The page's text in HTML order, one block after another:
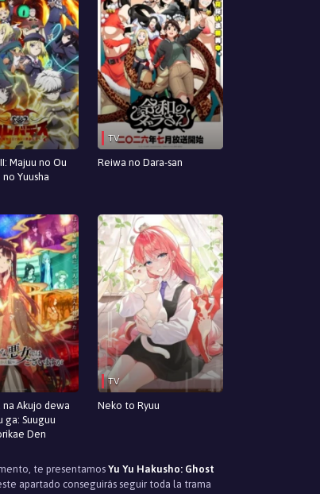
Majuu no Ou
Yuusha
TV
Reiwa no Dara-san
na Akujo dewa
ga: Suuguu
Den
TV
Neko to Ryuu
te presentamos Yu Yu Hakusho: Ghost
apartado conseguirás seguir toda la trama